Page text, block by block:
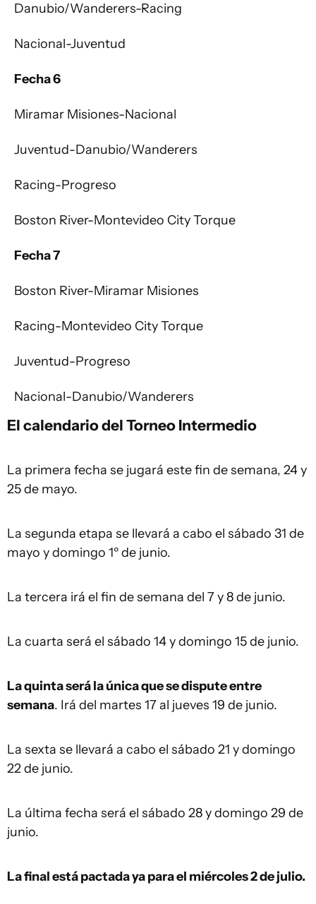
Danubio/Wanderers-Racing
Nacional-Juventud
Fecha 6
Miramar Misiones-Nacional
Juventud-Danubio/Wanderers
Racing-Progreso
Boston River-Montevideo City Torque
Fecha 7
Boston River-Miramar Misiones
Racing-Montevideo City Torque
Juventud-Progreso
Nacional-Danubio/Wanderers
El calendario del Torneo Intermedio
La primera fecha se jugará este fin de semana, 24 y
25 de mayo.
La segunda etapa se llevará a cabo el sábado 31 de
mayo y domingo 1º de junio.
La tercera irá el fin de semana del 7 y 8 de junio.
La cuarta será el sábado 14 y domingo 15 de junio.
La quinta será la única que se dispute entre
semana. Irá del martes 17 al jueves 19 de junio.
La sexta se llevará a cabo el sábado 21 y domingo
22 de junio.
La última fecha será el sábado 28 y domingo 29 de
junio.
La final está pactada ya para el miércoles 2 de julio.